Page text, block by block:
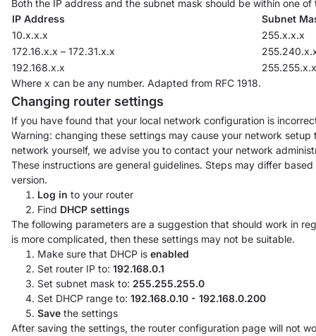
Both the IP address and the subnet mask should be within one of
IP Address
Subnet
10.x.x.x
255.x.x.x
172.16.x.x – 172.31.x.x
192.168.x.x
255.255.x.x
Where x can be any number. Adapted from RFC 1918.
Changing router settings
If you have found that your local network configuration is
Warning: changing these settings may cause your network
network yourself, we advise you to contact your network
These instructions are general guidelines. Steps may differ
version.
Log in to your router
Find DHCP settings
The following parameters are a suggestion that should work in
is more complicated, then these settings may not be suitable.
Make sure that DHCP is enabled
Set router IP to: 192.168.0.1
Set subnet mask to: 255.255.255.0
Set DHCP range to: 192.168.0.10 - 192.168.0.200
Save the settings
After saving the settings, the router configuration page will not